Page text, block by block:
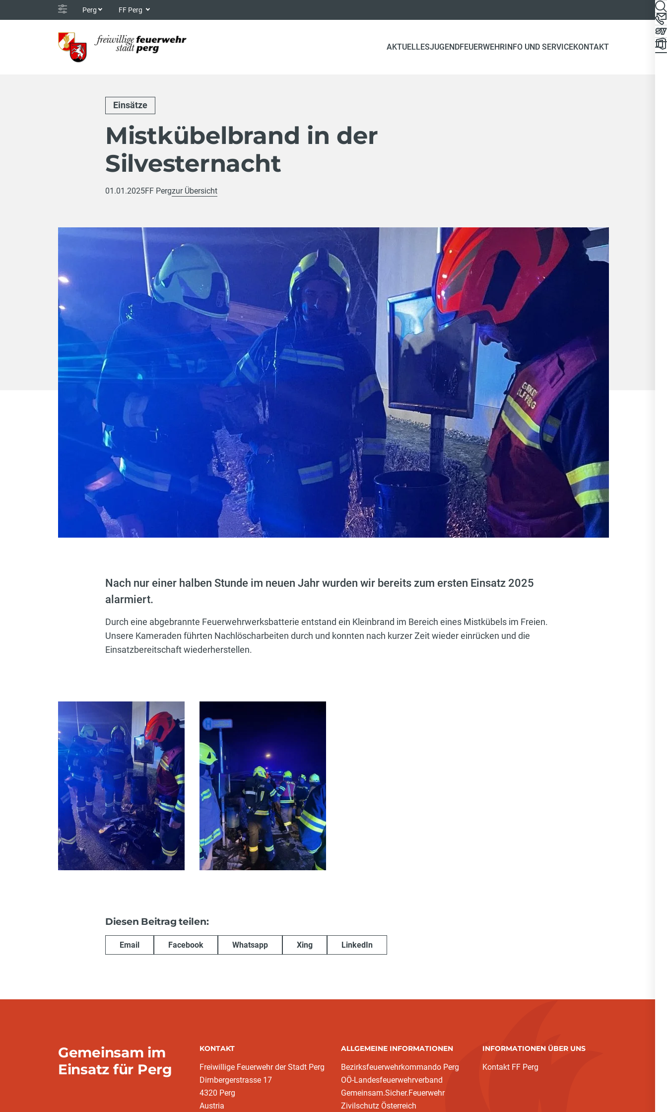
Perg FF Perg
AKTUELLESJUGENDFEUERWEHRINFO UND SERVICEKONTAKT
Einsätze
Mistkübelbrand in der
Silvesternacht
01.01.2025FF Pergzur Übersicht
Nach nur einer halben Stunde im neuen Jahr wurden wir bereits zum ersten Einsatz 2025
alarmiert.
Durch eine abgebrannte Feuerwehrwerksbatterie entstand ein Kleinbrand im Bereich eines Mistkübels im Freien.
Unsere Kameraden führten Nachlöscharbeiten durch und konnten nach kurzer Zeit wieder einrücken und die
Einsatzbereitschaft wiederherstellen.
Diesen Beitrag teilen:
Email Facebook Whatsapp Xing LinkedIn
Gemeinsam im
Einsatz für Perg
KONTAKT
Freiwillige Feuerwehr der Stadt Perg
Dirnbergerstrasse 17
4320 Perg
Austria
ALLGEMEINE INFORMATIONEN
Bezirksfeuerwehrkommando Perg
OÖ-Landesfeuerwehrverband
Gemeinsam.Sicher.Feuerwehr
Zivilschutz Österreich
INFORMATIONEN ÜBER UNS
Kontakt FF Perg